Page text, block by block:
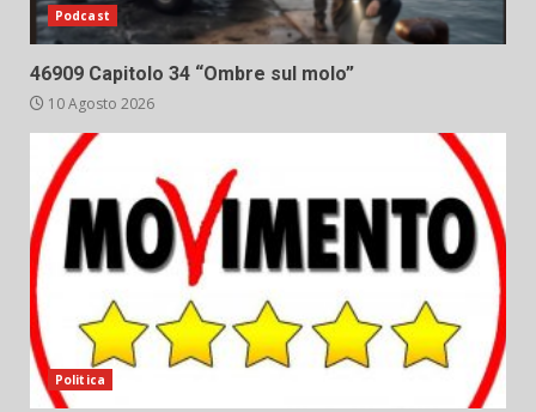
Podcast
46909 Capitolo 34 “Ombre sul molo”
10 Agosto 2026
Politica